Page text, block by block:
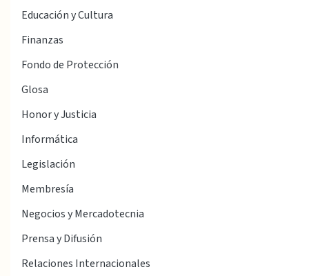
Educación y Cultura
Finanzas
Fondo de Protección
Glosa
Honor y Justicia
Informática
Legislación
Membresía
Negocios y Mercadotecnia
Prensa y Difusión
Relaciones Internacionales